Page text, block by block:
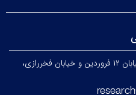
تهران، خیابان انقلاب، بین خیابان ۱۲ فروردین و خیابان فخررازی،